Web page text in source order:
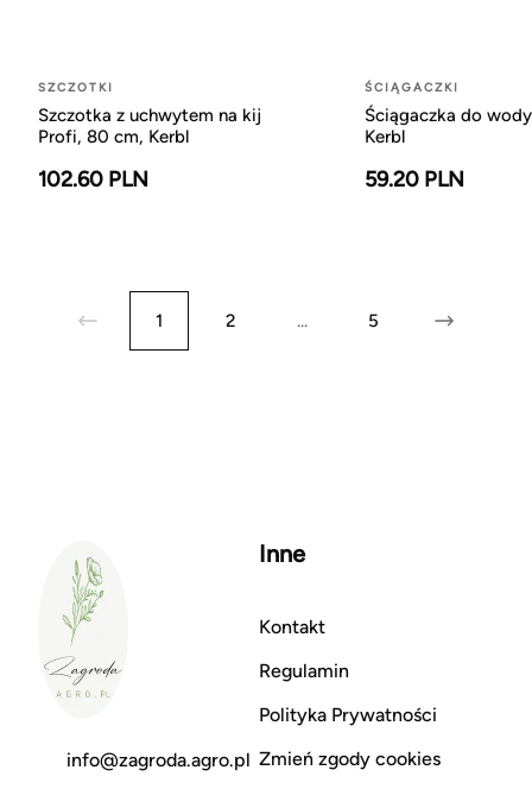
SZCZOTKI
Szczotka z uchwytem na kij
Profi, 80 cm, Kerbl
102.60 PLN
ŚCIĄGACZKI
Ściągaczka do
Kerbl
59.20 PLN
1 2 ... 5
info@zagroda.agro.pl
Inne
Kontakt
Regulamin
Polityka Prywatności
Zmień zgody cookies